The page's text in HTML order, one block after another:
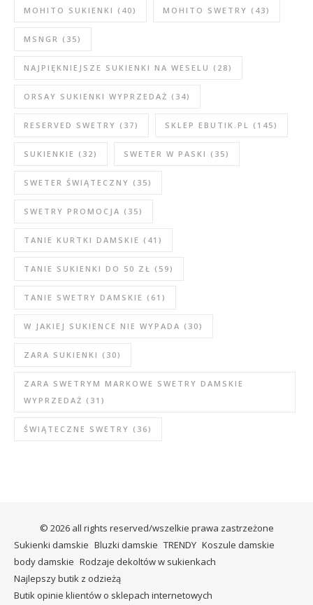
MOHITO SUKIENKI (40) MOHITO SWETRY (43)
MSNGR (35)
NAJPIĘKNIEJSZE SUKIENKI NA WESELU (28)
ORSAY SUKIENKI WYPRZEDAŻ (34)
RESERVED SWETRY (37) SKLEP EBUTIK.PL (145)
SUKIENKIE (32) SWETER W PASKI (35)
SWETER ŚWIĄTECZNY (35)
SWETRY PROMOCJA (35)
TANIE KURTKI DAMSKIE (41)
TANIE SUKIENKI DO 50 ZŁ (59)
TANIE SWETRY DAMSKIE (61)
W JAKIEJ SUKIENCE NIE WYPADA (30)
ZARA SUKIENKI (30)
ZARA SWETRYM MARKOWE SWETRY DAMSKIE
WYPRZEDAŻ (31)
ŚWIĄTECZNE SWETRY (36)
© 2026 all rights reserved/wszelkie prawa zastrzeżone
Sukienki damskie Bluzki damskie TRENDY Koszule damskie
body damskie Rodzaje dekoltów w sukienkach
Najlepszy butik z odzieżą
Butik opinie klientów o sklepach internetowych